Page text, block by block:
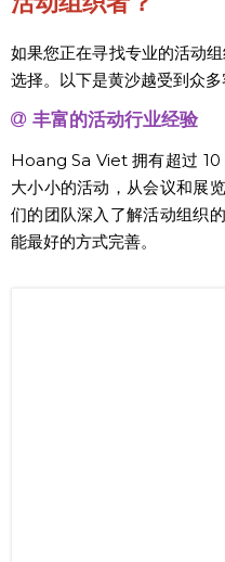
如果您正在寻找专业的活动
选择。以下是黄沙越受到众多
丰富的活动行业经验
Hoang Sa Viet 拥有超过 10
大小小的活动，从会议和展
们的团队深入了解活动组织
能最好的方式完善。